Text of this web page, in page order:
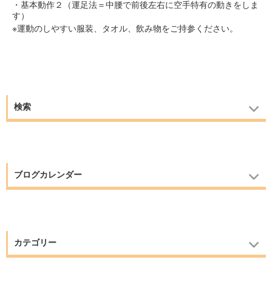
・基本動作２（運足法＝中腰で前後左右に空手特有の動きをしま
す）
※運動のしやすい服装、タオル、飲み物をご持参ください。
検索
ブログカレンダー
カテゴリー